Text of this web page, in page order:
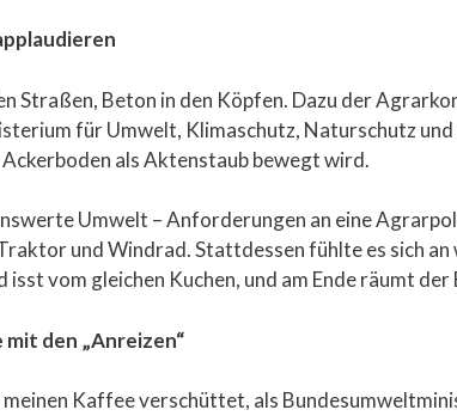
Straßen, Beton in den Köpfen. Dazu der
für Umwelt, Klimaschutz, Naturschutz
als Aktenstaub bewegt wird.
Umwelt – Anforderungen an eine
und Windrad. Stattdessen fühlte es sich
isst vom gleichen Kuchen, und am Ende räumt der
den „Anreizen“
Kaffee verschüttet, als